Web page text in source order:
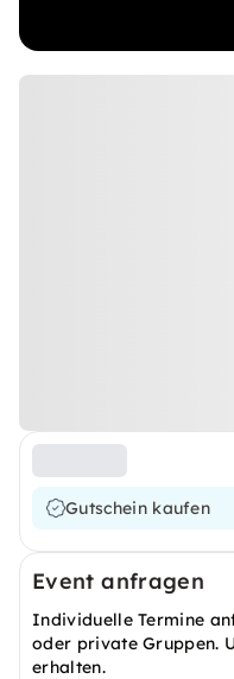
Gutschein kaufen
Event anfragen
Individuelle Termine
oder private Gruppen.
erhalten.